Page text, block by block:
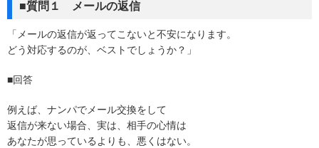
■質問１ メールの返信
「メールの返信が返ってこないと不安になります。
どう対応するのが、ベストでしょうか？」
■回答
例えば、ナンパでメール交換をして
返信が来ない場合、実は、相手の心情は
あなたが思っているよりも、悪くはない。